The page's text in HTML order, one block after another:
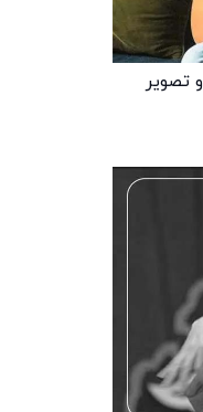
تصویر